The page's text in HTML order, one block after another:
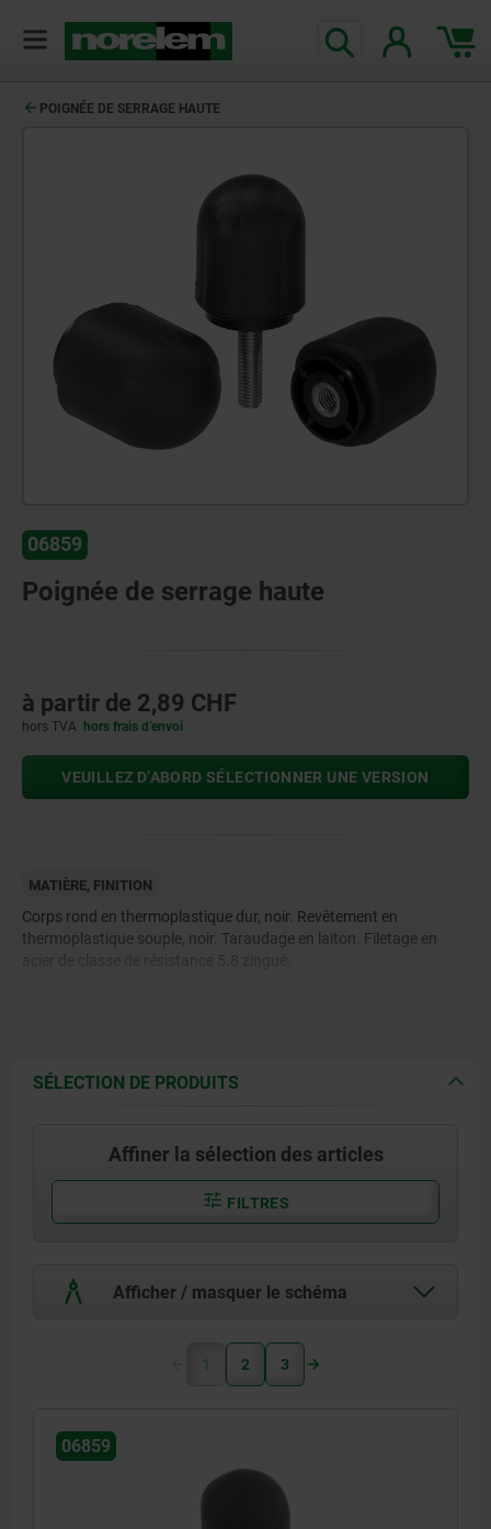
POIGNÉE DE SERRAGE HAUTE
06859
Poignée de serrage haute
à partir de 2,89 CHF
hors TVA hors frais d’envoi
VEUILLEZ D’ABORD SÉLECTIONNER UNE VERSION
MATIÈRE, FINITION
Corps rond en thermoplastique dur, noir. Revêtement en
thermoplastique souple, noir. Taraudage en laiton. Filetage en
SÉLECTION DE PRODUITS
Affiner la sélection des articles
FILTRES
Afficher / masquer le schéma
1 2 3
06859